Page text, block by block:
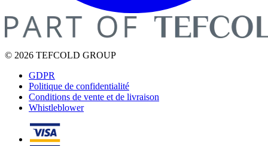
© 2026 TEFCOLD GROUP
GDPR
Politique de confidentialité
Conditions de vente et de livraison
Whistleblower